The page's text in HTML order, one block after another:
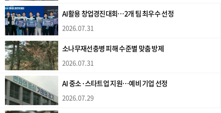
AI활용 창업경진대회…2개 팀 최우수 선정
2026.07.31
소나무재선충병 피해 수준별 맞춤 방제
2026.07.31
AI 중소·스타트업 지원…예비 기업 선정
2026.07.29